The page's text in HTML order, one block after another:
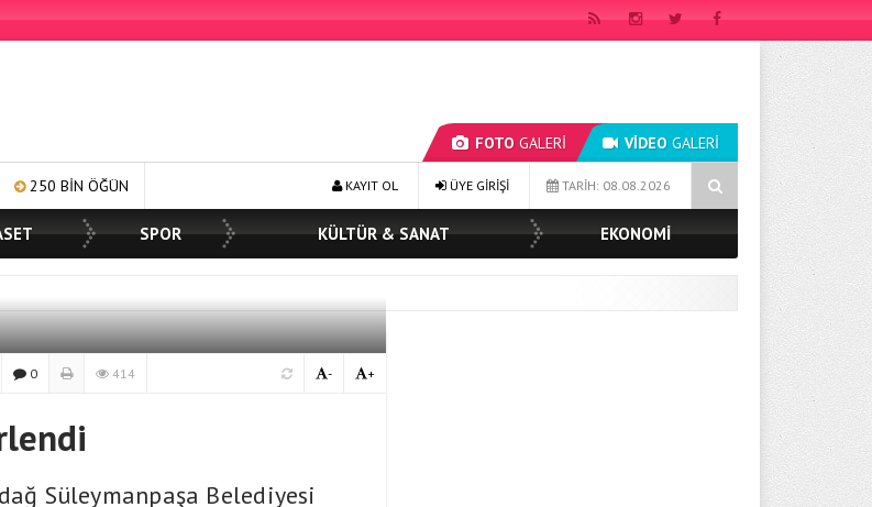
FOTO GALERİ VİDEO GALERİ
BİNLERCE YÜZE GÜLÜMSEME BAŞKAN MÜGE YILDIZ TOPAK: ‘SOSYAL BELEDİYECİLİKTE HİÇBİR HEMŞERİMİZİ YALNIZ
TARİH: 08.08.2026
ÜYE GİRİŞİ
KAYIT OL
SPOR KÜLTÜR & SANAT EKONOMİ
0 414 +
-
Süleymanpaşa Belediyesi